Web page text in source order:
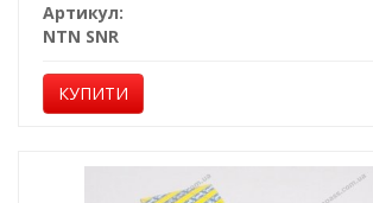
Артикул:
NTN SNR
КУПИТИ